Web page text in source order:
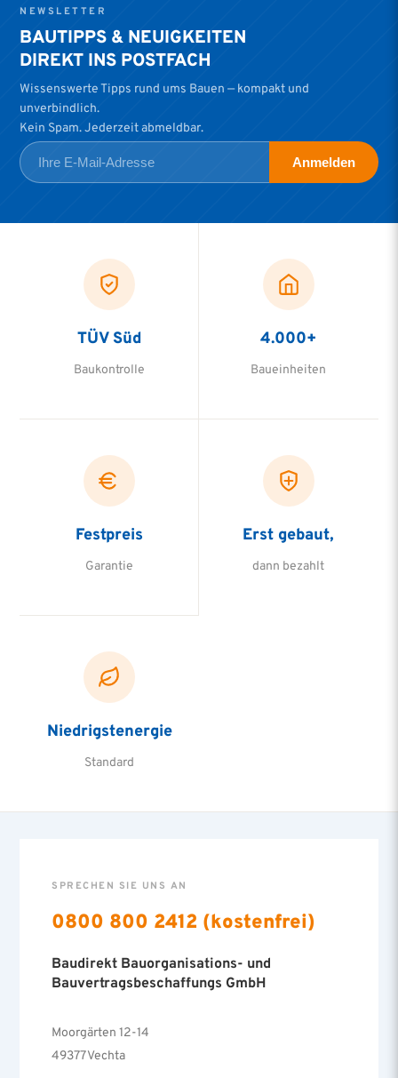
NEWSLETTER
BAUTIPPS & NEUIGKEITEN
DIREKT INS POSTFACH
Wissenswerte Tipps rund ums Bauen — kompakt und
unverbindlich.
Kein Spam. Jederzeit abmeldbar.
Anmelden
TÜV Süd
Baukontrolle
4.000+
Baueinheiten
Festpreis
Garantie
Erst gebaut,
dann bezahlt
Niedrigstenergie
Standard
SPRECHEN SIE UNS AN
0800 800 2412 (kostenfrei)
Baudirekt Bauorganisations- und
Bauvertragsbeschaffungs GmbH
Moorgärten 12-14
49377 Vechta